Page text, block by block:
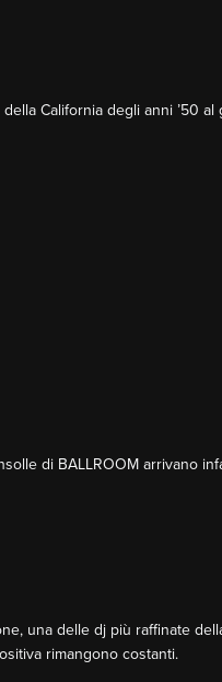
California degli anni ’50 al
di BALLROOM arrivano
una delle dj più raffinate
rimangono costanti.